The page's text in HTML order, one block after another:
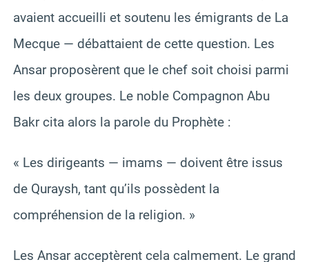
avaient accueilli et soutenu les émigrants de La
Mecque — débattaient de cette question. Les
Ansar proposèrent que le chef soit choisi parmi
les deux groupes. Le noble Compagnon Abu
Bakr cita alors la parole du Prophète :
« Les dirigeants — imams — doivent être issus
de Quraysh, tant qu’ils possèdent la
compréhension de la religion. »
Les Ansar acceptèrent cela calmement. Le grand